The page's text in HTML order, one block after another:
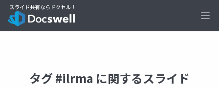
タグ #ilrma に関するスライド